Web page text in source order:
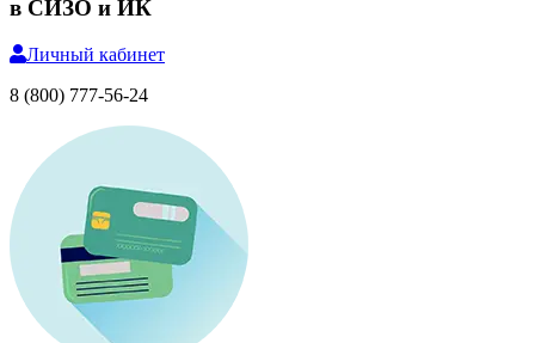
в СИЗО и ИК
Личный кабинет
8 (800) 777-56-24